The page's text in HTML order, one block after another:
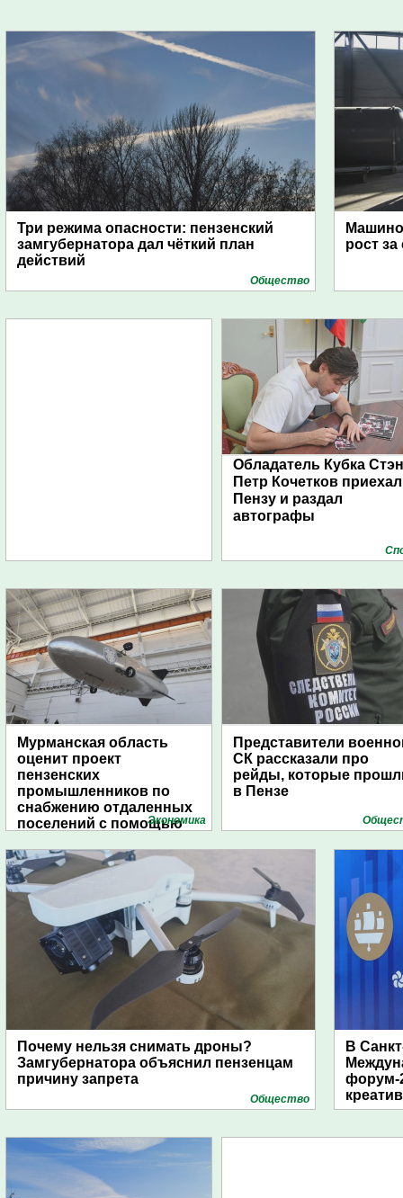
Три режима опасности: пензенский
замгубернатора дал чёткий план
действий
Общество
рост за
Обладатель Кубка
Петр Кочетков
Пензу и раздал
автографы
Мурманская область
оценит проект
пензенских
промышленников по
снабжению отдаленных
поселений с помощью
Экономика
Представители
СК рассказали про
рейды, которые
в Пензе
Почему нельзя снимать дроны?
Замгубернатора объяснил пензенцам
причину запрета
Общество
В
форум-